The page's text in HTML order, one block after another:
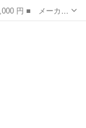
名： タイプＸ